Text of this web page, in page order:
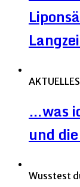
AKTUELLES
…was
und
Wusstest